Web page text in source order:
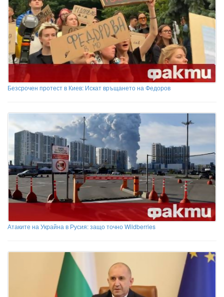
Безсрочен протест в Киев: Искат връщането на Федоров
Атаките на Украйна в Русия: защо точно Wildberries